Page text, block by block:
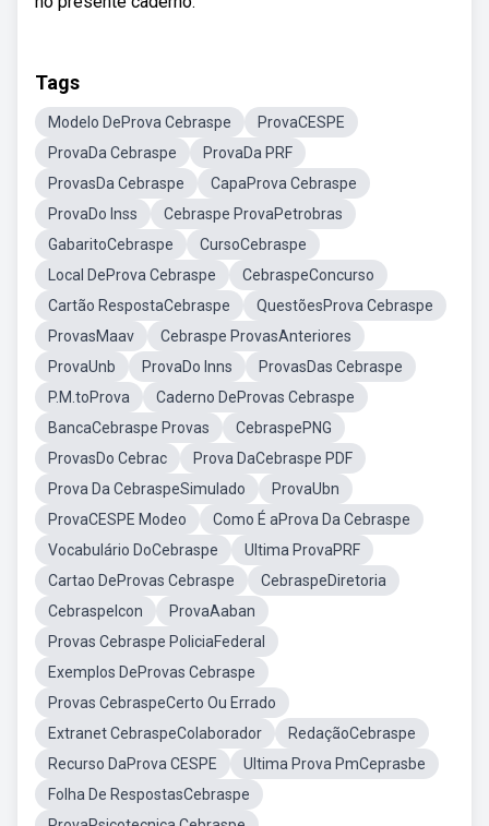
Tags
Modelo DeProva Cebraspe
ProvaCESPE
ProvaDa Cebraspe
ProvaDa PRF
ProvasDa Cebraspe
CapaProva Cebraspe
ProvaDo Inss
Cebraspe ProvaPetrobras
GabaritoCebraspe
CursoCebraspe
Local DeProva Cebraspe
CebraspeConcurso
Cartão RespostaCebraspe
QuestõesProva Cebraspe
ProvasMaav
Cebraspe ProvasAnteriores
ProvaUnb
ProvaDo Inns
ProvasDas Cebraspe
P.M.toProva
Caderno DeProvas Cebraspe
BancaCebraspe Provas
CebraspePNG
ProvasDo Cebrac
Prova DaCebraspe PDF
Prova Da CebraspeSimulado
ProvaUbn
ProvaCESPE Modeo
Como É aProva Da Cebraspe
Vocabulário DoCebraspe
Ultima ProvaPRF
Cartao DeProvas Cebraspe
CebraspeDiretoria
CebraspeIcon
ProvaAaban
Provas Cebraspe PoliciaFederal
Exemplos DeProvas Cebraspe
Provas CebraspeCerto Ou Errado
Extranet CebraspeColaborador
RedaçãoCebraspe
Recurso DaProva CESPE
Ultima Prova PmCeprasbe
Folha De RespostasCebraspe